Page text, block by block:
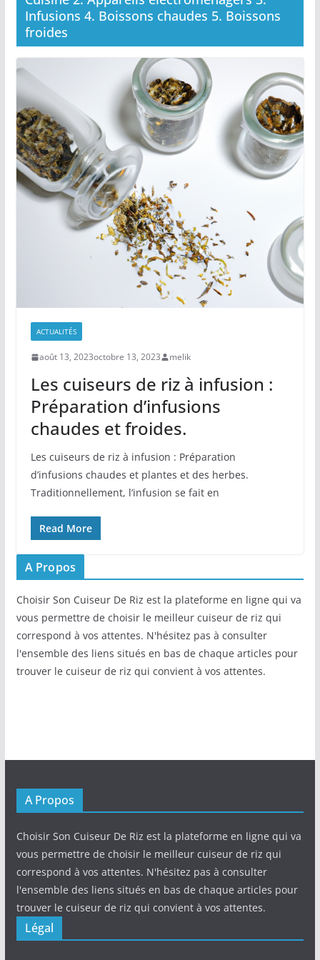
Infusions 4. Boissons chaudes 5. Boissons
froides
ACTUALITÉS
août 13, 2023octobre 13, 2023 melik
Les cuiseurs de riz à infusion :
Préparation d’infusions
chaudes et froides.
Les cuiseurs⁣ de riz à infusion‌ : ‌Préparation
d’infusions chaudes et plantes et des herbes.
Traditionnellement, l’infusion se fait en
Read More
A Propos
Choisir Son Cuiseur De Riz est la plateforme en ligne qui va
vous permettre de choisir le meilleur cuiseur de riz qui
correspond à vos attentes. N'hésitez pas à consulter
l'ensemble des liens situés en bas de chaque articles pour
trouver le cuiseur de riz qui convient à vos attentes.
A Propos
Choisir Son Cuiseur De Riz est la plateforme en ligne qui va
vous permettre de choisir le meilleur cuiseur de riz qui
correspond à vos attentes. N'hésitez pas à consulter
l'ensemble des liens situés en bas de chaque articles pour
trouver le cuiseur de riz qui convient à vos attentes.
Légal